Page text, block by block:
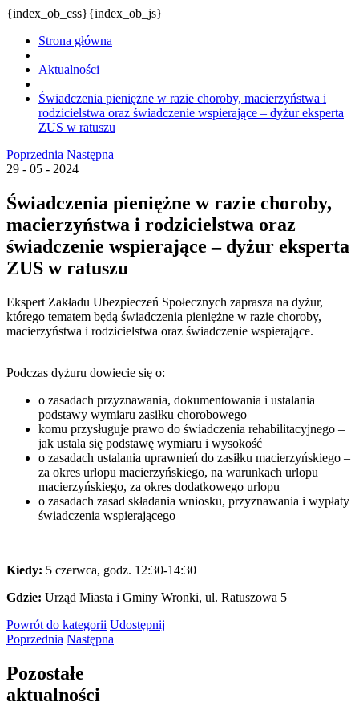
{index_ob_css}{index_ob_js}
Strona główna
Aktualności
Świadczenia pieniężne w razie choroby, macierzyństwa i
rodzicielstwa oraz świadczenie wspierające – dyżur eksperta
ZUS w ratuszu
Poprzednia Następna
29 - 05 - 2024
Świadczenia pieniężne w razie choroby,
macierzyństwa i rodzicielstwa oraz
świadczenie wspierające – dyżur eksperta
ZUS w ratuszu
Ekspert Zakładu Ubezpieczeń Społecznych zaprasza na dyżur,
którego tematem będą świadczenia pieniężne w razie choroby,
macierzyństwa i rodzicielstwa oraz świadczenie wspierające.
Podczas dyżuru dowiecie się o:
o zasadach przyznawania, dokumentowania i ustalania
podstawy wymiaru zasiłku chorobowego
komu przysługuje prawo do świadczenia rehabilitacyjnego –
jak ustala się podstawę wymiaru i wysokość
o zasadach ustalania uprawnień do zasiłku macierzyńskiego –
za okres urlopu macierzyńskiego, na warunkach urlopu
macierzyńskiego, za okres dodatkowego urlopu
o zasadach zasad składania wniosku, przyznawania i wypłaty
świadczenia wspierającego
Kiedy: 5 czerwca, godz. 12:30-14:30
Gdzie: Urząd Miasta i Gminy Wronki, ul. Ratuszowa 5
Powrót do kategorii Udostępnij
Poprzednia Następna
Pozostałe
aktualności